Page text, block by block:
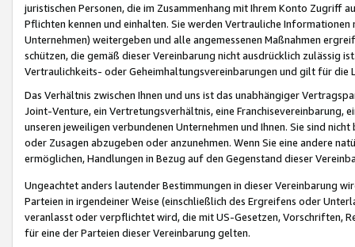
juristischen Personen, die im Zusammenhang mit Ihrem Konto
Pflichten kennen und einhalten. Sie werden Vertrauliche
Unternehmen) weitergeben und alle angemessenen Maßnahmen
schützen, die gemäß dieser Vereinbarung nicht ausdrücklich zulässig
Vertraulichkeits- oder Geheimhaltungsvereinbarungen und gilt für die
Das Verhältnis zwischen Ihnen und uns ist das unabhängiger
Joint-Venture, ein Vertretungsverhältnis, eine Franchisevereinbarung,
unseren jeweiligen verbundenen Unternehmen und Ihnen. Sie sind
oder Zusagen abzugeben oder anzunehmen. Wenn Sie eine andere
ermöglichen, Handlungen in Bezug auf den Gegenstand dieser
Ungeachtet anders lautender Bestimmungen in dieser Vereinbarung
Parteien in irgendeiner Weise (einschließlich des Ergreifens oder
veranlasst oder verpflichtet wird, die mit US-Gesetzen, Vorschriften,
für eine der Parteien dieser Vereinbarung gelten.